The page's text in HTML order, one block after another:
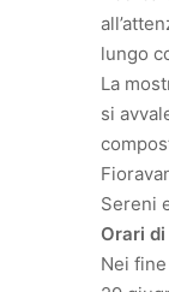
lungo
La
si
Sereni
Orari
Nei